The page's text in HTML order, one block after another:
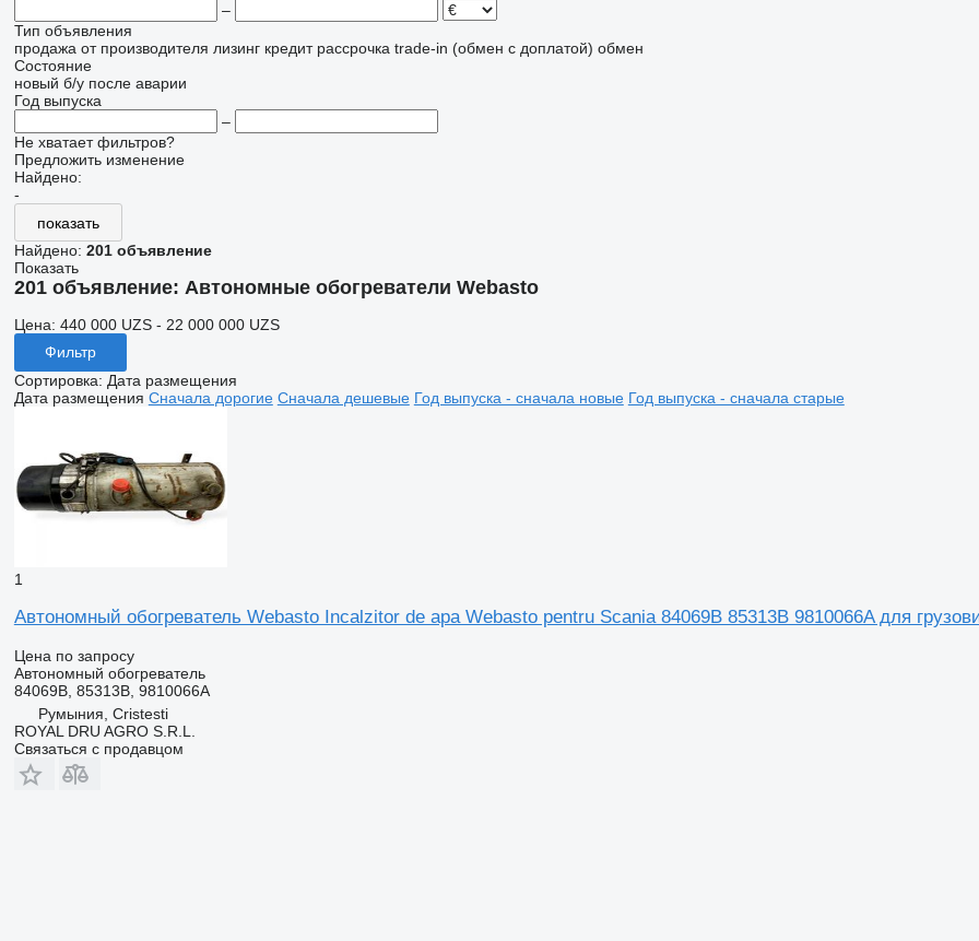
–
Тип объявления
продажа от производителя лизинг кредит рассрочка trade-in (обмен с доплатой) обмен
Состояние
новый б/у после аварии
Год выпуска
–
Не хватает фильтров?
Предложить изменение
Найдено:
-
показать
Найдено: 201 объявление
Показать
201 объявление: Автономные обогреватели Webasto
Цена: 440 000 UZS - 22 000 000 UZS
Фильтр
Сортировка: Дата размещения
Дата размещения Сначала дорогие Сначала дешевые Год выпуска - сначала новые Год выпуска - сначала старые
1
Автономный обогреватель Webasto Incalzitor de apa Webasto pentru Scania 84069B 85313B 9810066A для
Цена по запросу
Автономный обогреватель
84069B, 85313B, 9810066A
Румыния, Cristesti
ROYAL DRU AGRO S.R.L.
Связаться с продавцом